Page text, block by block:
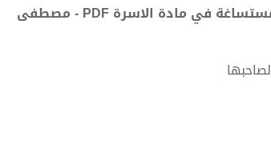
تحميل كتاب الوجيز في نماذج تعليل القرارات القضائية المستساغة في مادة الاسرة PDF - مصطفى